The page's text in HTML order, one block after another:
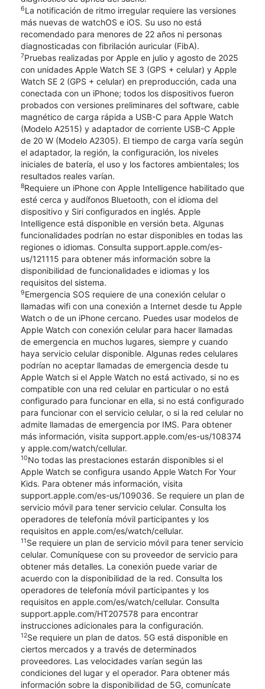
6La notificación de ritmo irregular requiere las versiones
más nuevas de watchOS e iOS. Su uso no está
recomendado para menores de 22 años ni personas
diagnosticadas con fibrilación auricular (FibA).
7Pruebas realizadas por Apple en julio y agosto de 2025
con unidades Apple Watch SE 3 (GPS + celular) y Apple
Watch SE 2 (GPS + celular) en preproducción, cada una
conectada con un iPhone; todos los dispositivos fueron
probados con versiones preliminares del software, cable
magnético de carga rápida a USB-C para Apple Watch
(Modelo A2515) y adaptador de corriente USB-C Apple
de 20 W (Modelo A2305). El tiempo de carga varía según
el adaptador, la región, la configuración, los niveles
iniciales de batería, el uso y los factores ambientales; los
resultados reales varían.
8Requiere un iPhone con Apple Intelligence habilitado que
esté cerca y audífonos Bluetooth, con el idioma del
dispositivo y Siri configurados en inglés. Apple
Intelligence está disponible en versión beta. Algunas
funcionalidades podrían no estar disponibles en todas las
regiones o idiomas. Consulta support.apple.com/es-
us/121115 para obtener más información sobre la
disponibilidad de funcionalidades e idiomas y los
requisitos del sistema.
9Emergencia SOS requiere de una conexión celular o
llamadas wifi con una conexión a Internet desde tu Apple
Watch o de un iPhone cercano. Puedes usar modelos de
Apple Watch con conexión celular para hacer llamadas
de emergencia en muchos lugares, siempre y cuando
haya servicio celular disponible. Algunas redes celulares
podrían no aceptar llamadas de emergencia desde tu
Apple Watch si el Apple Watch no está activado, si no es
compatible con una red celular en particular o no está
configurado para funcionar en ella, si no está configurado
para funcionar con el servicio celular, o si la red celular no
admite llamadas de emergencia por IMS. Para obtener
más información, visita support.apple.com/es-us/108374
y apple.com/watch/cellular.
10No todas las prestaciones estarán disponibles si el
Apple Watch se configura usando Apple Watch For Your
Kids. Para obtener más información, visita
support.apple.com/es-us/109036. Se requiere un plan de
servicio móvil para tener servicio celular. Consulta los
operadores de telefonía móvil participantes y los
requisitos en apple.com/es/watch/cellular.
11Se requiere un plan de servicio móvil para tener servicio
celular. Comuníquese con su proveedor de servicio para
obtener más detalles. La conexión puede variar de
acuerdo con la disponibilidad de la red. Consulta los
operadores de telefonía móvil participantes y los
requisitos en apple.com/es/watch/cellular. Consulta
support.apple.com/HT207578 para encontrar
instrucciones adicionales para la configuración.
12Se requiere un plan de datos. 5G está disponible en
ciertos mercados y a través de determinados
proveedores. Las velocidades varían según las
condiciones del lugar y el operador. Para obtener más
información sobre la disponibilidad de 5G, comunícate